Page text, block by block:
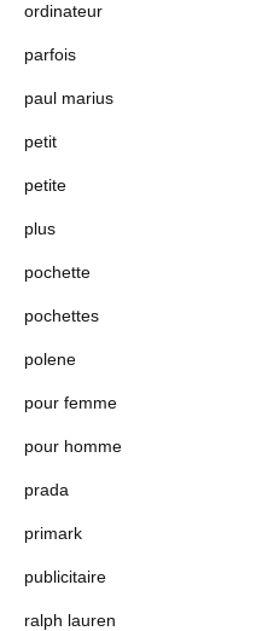
ordinateur
parfois
paul marius
petit
petite
plus
pochette
pochettes
polene
pour femme
pour homme
prada
primark
publicitaire
ralph lauren